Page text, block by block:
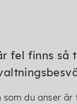
fel finns så
du anser är